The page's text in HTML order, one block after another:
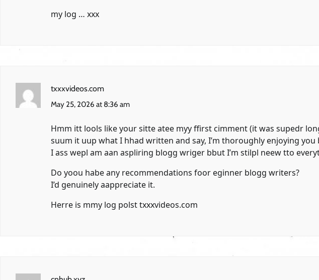
my log … xxx
txxxvideos.com
May 25, 2026 at 8:36 am
Hmm itt lools like your sitte atee myy ffirst cimment (it was supedr
suum it uup what I hhad written and say, I’m thoroughly enjoying you
I ass wepl am aan aspliring blogg wriger bbut I’m stilpl neew tto
Do yoou habe any recommendations foor eginner blogg writers?
I’d genuinely aappreciate it.
Herre is mmy log polsttxxxvideos.com